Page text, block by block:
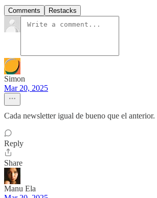
Comments Restacks
Simon
Mar 20, 2025
Cada newsletter igual de bueno que el anterior.
Reply
Share
Manu Ela